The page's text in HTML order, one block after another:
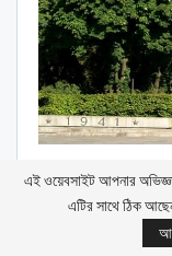
আপনি পর্যবেক্ষণ ডেকে
সৌন্দর্যের প্রশংসা করতে
1895 সালে এই পার্কটি
এই ওয়েবসাইট আপনার
এটির সাথে ঠিক